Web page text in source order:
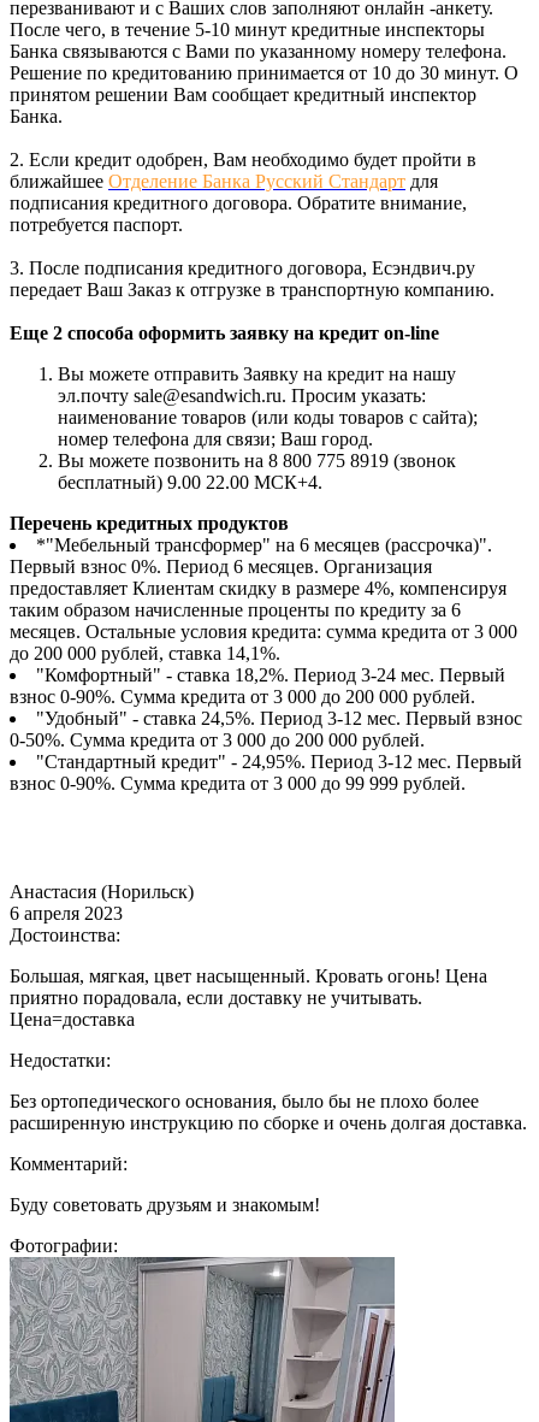
перезванивают и с Ваших слов заполняют онлайн -анкету.
После чего, в течение 5-10 минут кредитные инспекторы
Банка связываются с Вами по указанному номеру телефона.
Решение по кредитованию принимается от 10 до 30 минут. О
принятом решении Вам сообщает кредитный инспектор
Банка.
2. Если кредит одобрен, Вам необходимо будет пройти в
ближайшее Отделение Банка Русский Стандарт для
подписания кредитного договора. Обратите внимание,
потребуется паспорт.
3. После подписания кредитного договора, Есэндвич.ру
передает Ваш Заказ к отгрузке в транспортную компанию.
Еще 2 способа оформить заявку на кредит on-line
Вы можете отправить Заявку на кредит на нашу
эл.почту sale@esandwich.ru. Просим указать:
наименование товаров (или коды товаров с сайта);
номер телефона для связи; Ваш город.
Вы можете позвонить на 8 800 775 8919 (звонок
бесплатный) 9.00 22.00 МСК+4.
Перечень кредитных продуктов
*"Мебельный трансформер" на 6 месяцев (рассрочка)".
Первый взнос 0%. Период 6 месяцев. Организация
предоставляет Клиентам скидку в размере 4%, компенсируя
таким образом начисленные проценты по кредиту за 6
месяцев. Остальные условия кредита: сумма кредита от 3 000
до 200 000 рублей, ставка 14,1%.
"Комфортный" - ставка 18,2%. Период 3-24 мес. Первый
взнос 0-90%. Сумма кредита от 3 000 до 200 000 рублей.
"Удобный" - ставка 24,5%. Период 3-12 мес. Первый взнос
0-50%. Сумма кредита от 3 000 до 200 000 рублей.
"Стандартный кредит" - 24,95%. Период 3-12 мес. Первый
взнос 0-90%. Сумма кредита от 3 000 до 99 999 рублей.
Анастасия (Норильск)
6 апреля 2023
Достоинства:
Большая, мягкая, цвет насыщенный. Кровать огонь! Цена
приятно порадовала, если доставку не учитывать.
Цена=доставка
Недостатки:
Без ортопедического основания, было бы не плохо более
расширенную инструкцию по сборке и очень долгая доставка.
Комментарий:
Буду советовать друзьям и знакомым!
Фотографии: